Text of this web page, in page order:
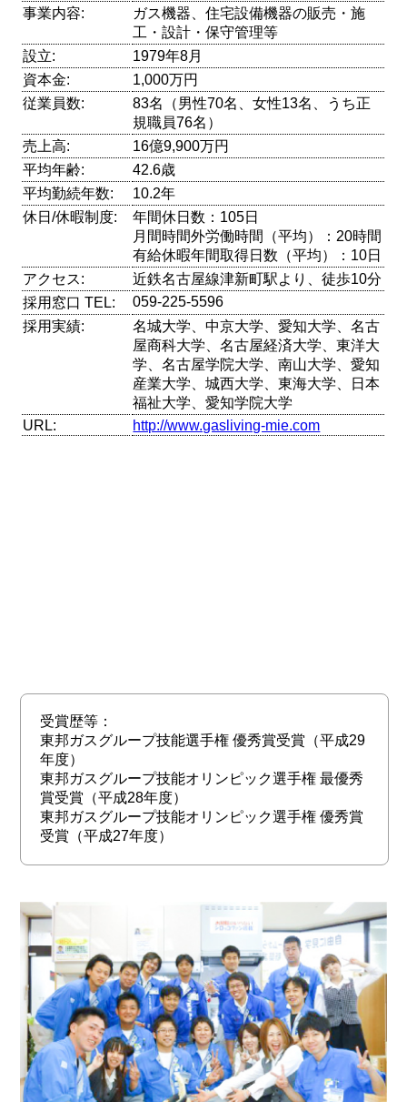
事業内容:
ガス機器、住宅設備機器の販売・施
工・設計・保守管理等
設立:
1979年8月
資本金:
1,000万円
従業員数:
83名（男性70名、女性13名、うち正
規職員76名）
売上高:
16億9,900万円
平均年齢:
42.6歳
平均勤続年数:
10.2年
休日/休暇制度:
年間休日数：105日
月間時間外労働時間（平均）：20時間
有給休暇年間取得日数（平均）：10日
アクセス:
近鉄名古屋線津新町駅より、徒歩10分
採用窓口 TEL:
059-225-5596
採用実績:
名城大学、中京大学、愛知大学、名古
屋商科大学、名古屋経済大学、東洋大
学、名古屋学院大学、南山大学、愛知
産業大学、城西大学、東海大学、日本
福祉大学、愛知学院大学
URL:
http://www.gasliving-mie.com
受賞歴等：
東邦ガスグループ技能選手権 優秀賞受賞（平成29
年度）
東邦ガスグループ技能オリンピック選手権 最優秀
賞受賞（平成28年度）
東邦ガスグループ技能オリンピック選手権 優秀賞
受賞（平成27年度）